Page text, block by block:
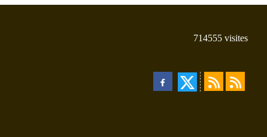
714555 visites